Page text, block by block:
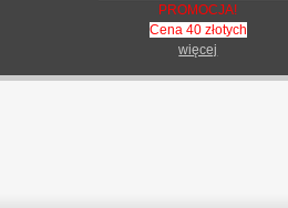
PROMOCJA!
Cena 40 złotych
więcej